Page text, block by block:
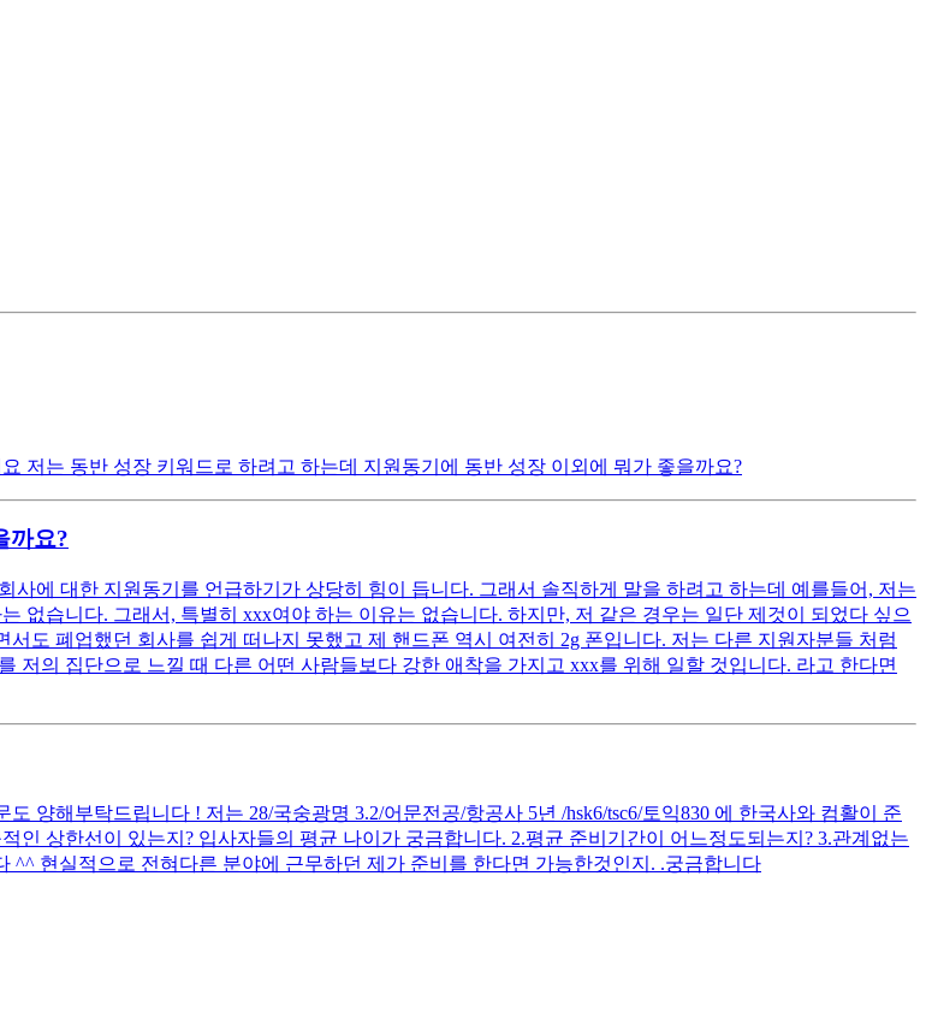
저는 동반 성장 키워드로 하려고 하는데 지원동기에 동반 성장 이외에 뭐가 좋을까요?
까요?
에 대한 지원동기를 언급하기가 상당히 힘이 듭니다. 그래서 솔직하게 말을 하려고 하는데 예를들어, 저는
없습니다. 그래서, 특별히 xxx여야 하는 이유는 없습니다. 하지만, 저 같은 경우는 일단 제것이 되었다 싶으
도 폐업했던 회사를 쉽게 떠나지 못했고 제 핸드폰 역시 여전히 2g 폰입니다. 저는 다른 지원자분들 처럼
저의 집단으로 느낄 때 다른 어떤 사람들보다 강한 애착을 가지고 xxx를 위해 일할 것입니다. 라고 한다면
양해부탁드립니다 ! 저는 28/국숭광명 3.2/어문전공/항공사 5년 /hsk6/tsc6/토익830 에 한국사와 컴활이 준
인 상한선이 있는지? 입사자들의 평균 나이가 궁금합니다. 2.평균 준비기간이 어느정도되는지? 3.관계없는
현실적으로 전혀다른 분야에 근무하던 제가 준비를 한다면 가능한것인지. .궁금합니다